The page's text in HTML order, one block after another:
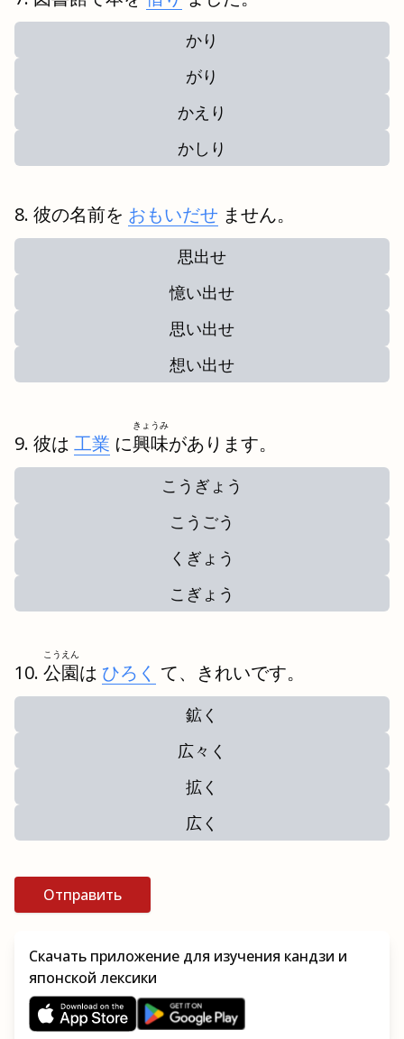
かり
がり
かえり
かしり
彼の名前を おもいだせ ません。
思出せ
憶い出せ
思い出せ
想い出せ
彼は 工業 に興味
きょうみ
があります。
こうぎょう
こうごう
くぎょう
こぎょう
公園
こうえん
は ひろく て、きれいです。
鉱く
広々く
拡く
広く
Отправить
Скачать приложение для изучения кандзи и
японской лексики